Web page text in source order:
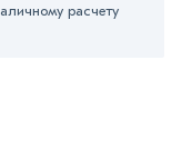
расчету